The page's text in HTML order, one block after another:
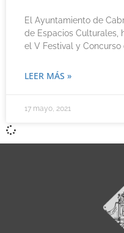
El Ayuntamiento de
de Espacios Culturales,
el V Festival y
LEER MÁS »
17 mayo, 2021